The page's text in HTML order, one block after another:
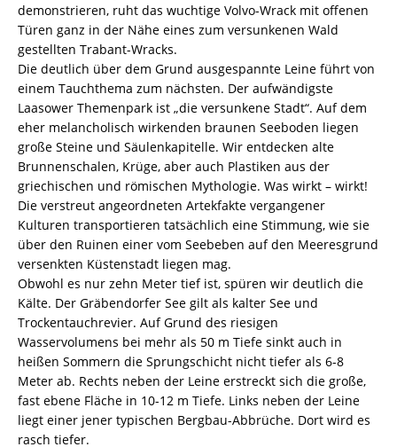
demonstrieren, ruht das wuchtige Volvo-Wrack mit offenen
Türen ganz in der Nähe eines zum versunkenen Wald
gestellten Trabant-Wracks.
Die deutlich über dem Grund ausgespannte Leine führt von
einem Tauchthema zum nächsten. Der aufwändigste
Laasower Themenpark ist „die versunkene Stadt“. Auf dem
eher melancholisch wirkenden braunen Seeboden liegen
große Steine und Säulenkapitelle. Wir entdecken alte
Brunnenschalen, Krüge, aber auch Plastiken aus der
griechischen und römischen Mythologie. Was wirkt – wirkt!
Die verstreut angeordneten Artekfakte vergangener
Kulturen transportieren tatsächlich eine Stimmung, wie sie
über den Ruinen einer vom Seebeben auf den Meeresgrund
versenkten Küstenstadt liegen mag.
Obwohl es nur zehn Meter tief ist, spüren wir deutlich die
Kälte. Der Gräbendorfer See gilt als kalter See und
Trockentauchrevier. Auf Grund des riesigen
Wasservolumens bei mehr als 50 m Tiefe sinkt auch in
heißen Sommern die Sprungschicht nicht tiefer als 6-8
Meter ab. Rechts neben der Leine erstreckt sich die große,
fast ebene Fläche in 10-12 m Tiefe. Links neben der Leine
liegt einer jener typischen Bergbau-Abbrüche. Dort wird es
rasch tiefer.